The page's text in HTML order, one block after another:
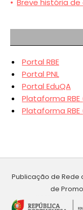
• Breve história
Portal RBE
Portal PNL
Portal EduQA
Plataforma
Plataforma
Publicação de Rede
de